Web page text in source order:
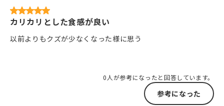
カリカリとした食感が良い
以前よりもクズが少なくなった様に思う
0人が参考になったと回答しています。
参考になった